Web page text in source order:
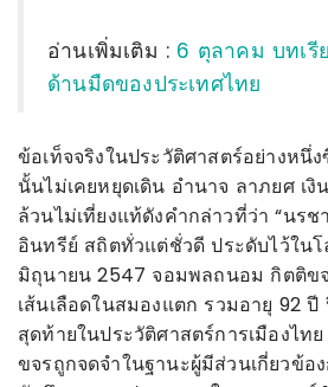
อ่านเพิ่มเติม : 6 ตุลาคม บทเรี
ด้านมืดของประเทศไทย
ข้อเท็จจริงในประวัติศาสตร์อย่างหนึ่
นั้นไม่เคยหยุดเดิน อำนาจ ลาภยศ เ
ล้วนไม่เที่ยงแท้ดังคำกล่าวที่ว่า “นร
อินทรีย์ สถิตทั่วแต่ชั่วดี ประดับไว้ในโ
มิถุนายน 2547 จอมพลถนอม กิตติข
เส้นเลือดในสมองแตก รวมอายุ 92
สุดท้ายในประวัติศาสตร์การเมืองไ
ขจรถูกจดจำในฐานะผู้มีส่วนเกี่ยวข้อ